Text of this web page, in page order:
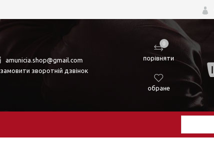
amunicia.shop@gmail.com
замовити зворотній дзвінок
0
порівняти
обране